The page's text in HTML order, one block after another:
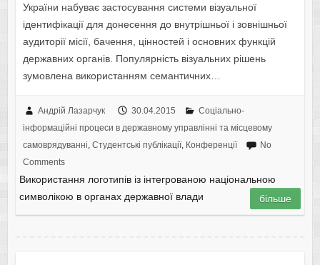
України набуває застосування системи візуальної
ідентифікації для донесення до внутрішньої і зовнішньої
аудиторії місії, бачення, цінностей і основних функцій
державних органів. Популярність візуальних рішень
зумовлена використанням семантичних…
Андрій Лазарчук 30.04.2015
Соціально-
інформаційні процеси в державному управлінні та місцевому
самоврядуванні Студентські публікації, Конференції
No
Comments
Використання логотипів із інтегрованою національною
символікою в органах державної влади
більше